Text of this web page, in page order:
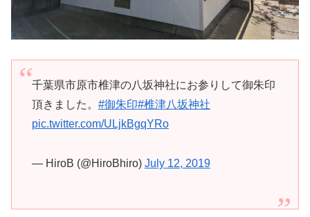
千葉県市原市椎津の八坂神社にお参りして御朱印
頂きました。 #御朱印#椎津八坂神社
pic.twitter.com/ULjkBgqYRo
— HiroB (@HiroBhiro) July 12, 2019